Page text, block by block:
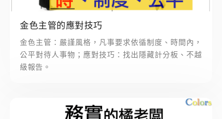
金色主管的應對技巧
金色主管：嚴謹風格，凡事要求依循制度、時間內，
公平對待人事物；應對技巧：找出隱藏計分板、不越
級報告。